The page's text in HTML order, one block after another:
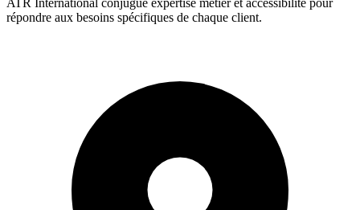
répondre aux besoins spécifiques de chaque client.